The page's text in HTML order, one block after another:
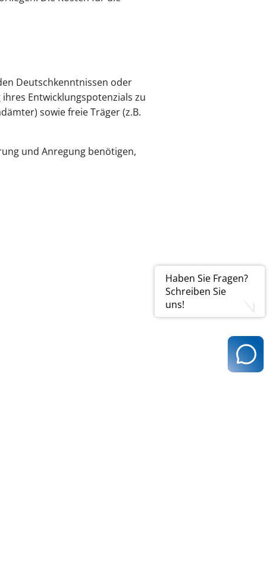
Haben Sie Fragen?
Schreiben Sie
uns!
Deutschkenntnissen oder
Entwicklungspotenzials zu
sowie freie Träger (z.B.
und Anregung benötigen,